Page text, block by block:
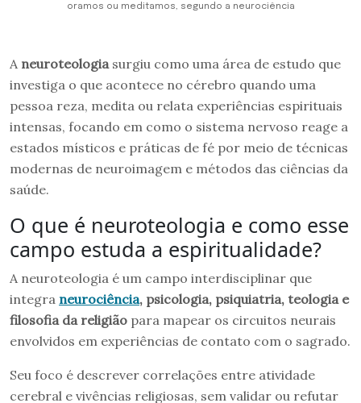
oramos ou meditamos, segundo a neurociência
A neuroteologia surgiu como uma área de estudo que
investiga o que acontece no cérebro quando uma
pessoa reza, medita ou relata experiências espirituais
intensas, focando em como o sistema nervoso reage a
estados místicos e práticas de fé por meio de técnicas
modernas de neuroimagem e métodos das ciências da
saúde.
O que é neuroteologia e como esse
campo estuda a espiritualidade?
A neuroteologia é um campo interdisciplinar que
integra neurociência, psicologia, psiquiatria, teologia e
filosofia da religião para mapear os circuitos neurais
envolvidos em experiências de contato com o sagrado.
Seu foco é descrever correlações entre atividade
cerebral e vivências religiosas, sem validar ou refutar